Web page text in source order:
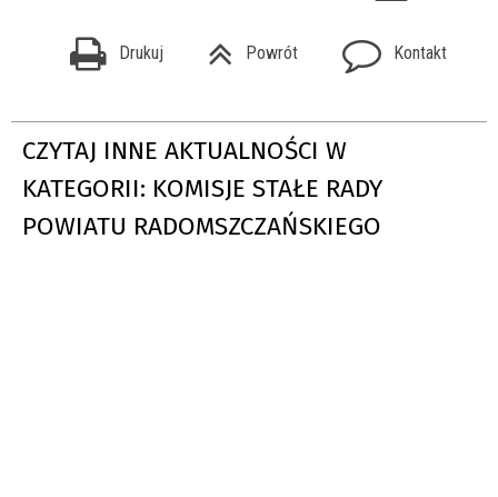
Drukuj Powrót Kontakt
CZYTAJ INNE AKTUALNOŚCI W
KATEGORII: KOMISJE STAŁE RADY
POWIATU RADOMSZCZAŃSKIEGO